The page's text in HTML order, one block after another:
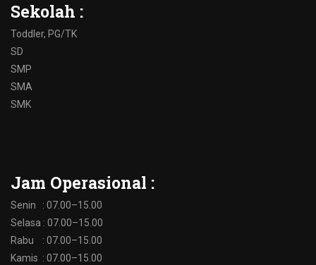
Sekolah :
Toddler, PG/TK
SD
SMP
SMA
SMK
Jam Operasional :
Senin : 07.00–15.00
Selasa : 07.00–15.00
Rabu : 07.00–15.00
Kamis : 07.00–15.00